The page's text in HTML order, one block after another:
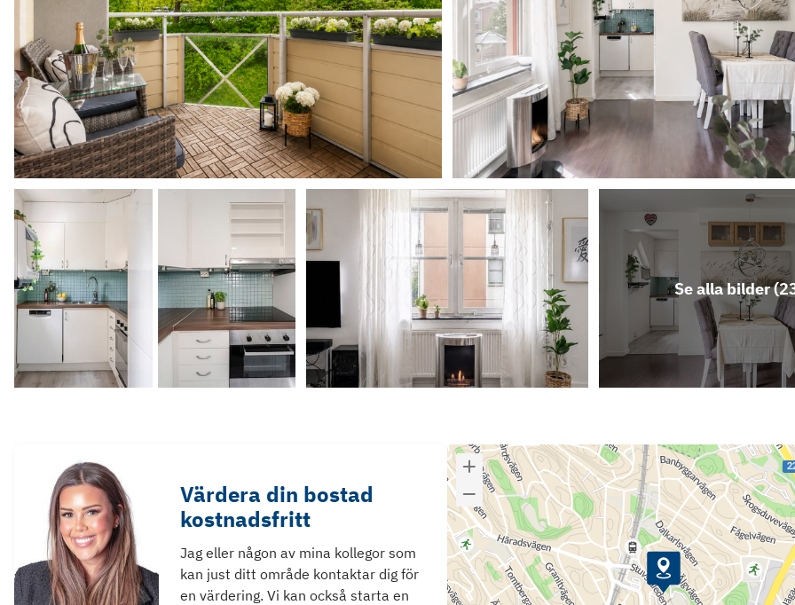
Se alla bilder (
Värdera din bostad
kostnadsfritt
Jag eller någon av mina kollegor som
kan just ditt område kontaktar dig för
en värdering. Vi kan också starta en